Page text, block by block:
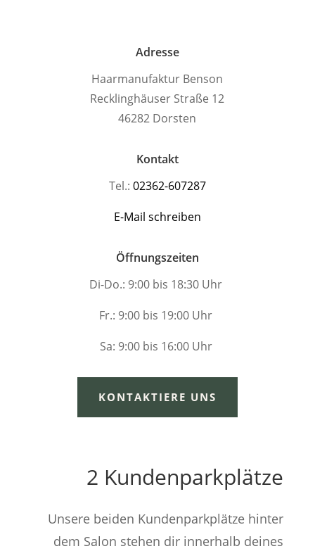
Adresse
Haarmanufaktur Benson
Recklinghäuser Straße 12
46282 Dorsten
Kontakt
Tel.: 02362-607287
E-Mail schreiben
Öffnungszeiten
Di-Do.: 9:00 bis 18:30 Uhr
Fr.: 9:00 bis 19:00 Uhr
Sa: 9:00 bis 16:00 Uhr
KONTAKTIERE UNS
2 Kundenparkplätze
Unsere beiden Kundenparkplätze hinter
dem Salon stehen dir innerhalb deines